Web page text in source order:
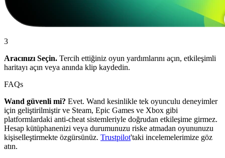
3
Aracınızı Seçin. Tercih ettiğiniz oyun yardımlarını açın, etkileşimli
haritayı açın veya anında klip kaydedin.
FAQs
Wand güvenli mi? Evet. Wand kesinlikle tek oyunculu deneyimler
için geliştirilmiştir ve Steam, Epic Games ve Xbox gibi
platformlardaki anti-cheat sistemleriyle doğrudan etkileşime girmez.
Hesap kütüphanenizi veya durumunuzu riske atmadan oyununuzu
kişiselleştirmekte özgürsünüz. Trustpilot'taki incelemelerimize göz
atın.